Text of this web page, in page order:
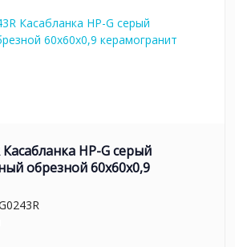
Касабланка HP-G серый
обрезной 60x60x0,9